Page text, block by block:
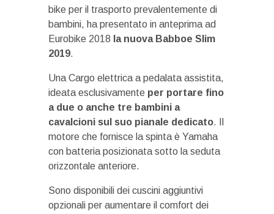
bike per il trasporto prevalentemente di
bambini, ha presentato in anteprima ad
Eurobike 2018 la nuova Babboe Slim
2019.
Una Cargo elettrica a pedalata assistita,
ideata esclusivamente per portare fino
a due o anche tre bambini a
cavalcioni sul suo pianale dedicato. Il
motore che fornisce la spinta è Yamaha
con batteria posizionata sotto la seduta
orizzontale anteriore.
Sono disponibili dei cuscini aggiuntivi
opzionali per aumentare il comfort dei